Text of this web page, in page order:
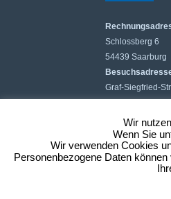
Schlossberg 6
54439 Saarburg
Graf-Siegfried-
Tel: 06581 / 827
Wir
Wenn Sie
Wir verwenden Cookies
Personenbezogene Daten